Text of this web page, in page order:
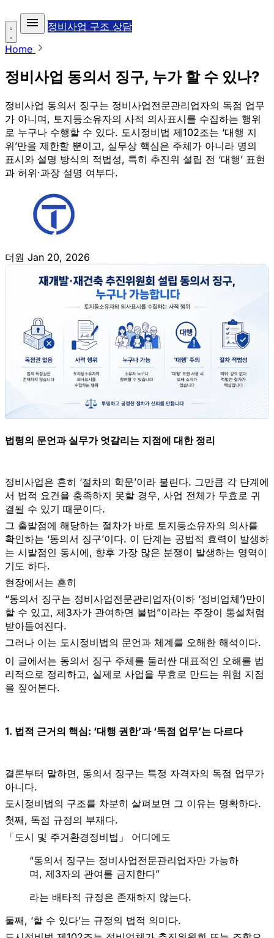
정비사업 구조 상담
Home
정비사업 동의서 징구, 누가 할 수 있나?
정비사업 동의서 징구는 정비사업전문관리업자의 독점 업무
가 아니며, 토지등소유자의 사적 의사표시를 수집하는 행위
로 누구나 수행할 수 있다. 도시정비법 제102조는 ‘대행 지
위’만을 제한할 뿐이고, 실무상 핵심은 주체가 아니라 명의
표시와 설명 방식의 적법성, 특히 추진위 설립 전 ‘대행’ 표현
과 허위·과장 설명 여부다.
더원 Jan 20, 2026
법령의 문언과 실무가 엇갈리는 지점에 대한 정리
정비사업은 흔히 ‘절차의 학문’이라 불린다. 그만큼 각 단계에
서 법적 요건을 충족하지 못할 경우, 사업 전체가 무효로 귀
결될 수 있기 때문이다.
그 출발점에 해당하는 절차가 바로 토지등소유자의 의사를
확인하는 ‘동의서 징구’이다. 이 단계는 공법적 효력이 발생하
는 시발점인 동시에, 향후 가장 많은 분쟁이 발생하는 영역이
기도 하다.
현장에서는 흔히
“동의서 징구는 정비사업전문관리업자(이하 ‘정비업체’)만이
할 수 있고, 제3자가 관여하면 불법”이라는 주장이 통설처럼
받아들여진다.
그러나 이는 도시정비법의 문언과 체계를 오해한 해석이다.
이 글에서는 동의서 징구 주체를 둘러싼 대표적인 오해를 법
리적으로 정리하고, 실제로 사업을 무효로 만드는 위험 지점
을 짚어본다.
1. 법적 근거의 핵심: ‘대행 권한’과 ‘독점 업무’는 다르다
결론부터 말하면, 동의서 징구는 특정 자격자의 독점 업무가
아니다.
도시정비법의 구조를 차분히 살펴보면 그 이유는 명확하다.
첫째, 독점 규정의 부재다.
「도시 및 주거환경정비법」 어디에도
“동의서 징구는 정비사업전문관리업자만 가능하
며, 제3자의 관여를 금지한다”
라는 배타적 규정은 존재하지 않는다.
둘째, ‘할 수 있다’는 규정의 법적 의미다.